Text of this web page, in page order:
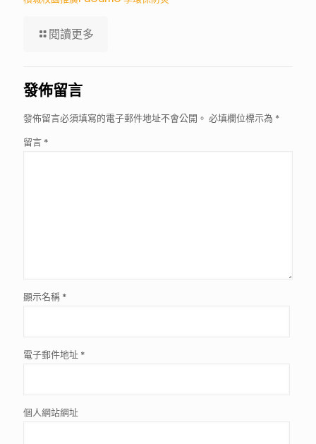
閱讀更多
發佈留言
發佈留言必須填寫的電子郵件地址不會公開。 必填欄位標示為 *
留言 *
顯示名稱 *
電子郵件地址 *
個人網站網址